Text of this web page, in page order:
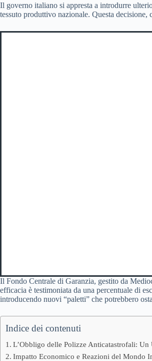
Il governo italiano si appresta a introdurre
tessuto produttivo nazionale. Questa
Il Fondo Centrale di Garanzia, gestito da
efficacia è testimoniata da una percentuale di
introducendo nuovi “paletti” che potrebbero
Indice dei contenuti
L’Obbligo delle Polizze Anticatastrofali:
Impatto Economico e Reazioni del Mondo